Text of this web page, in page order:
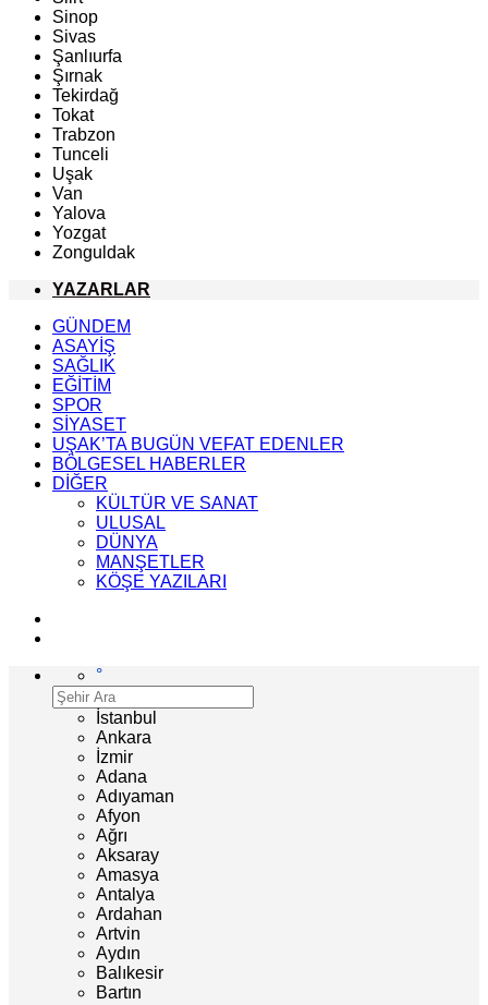
Sinop
Sivas
Şanlıurfa
Şırnak
Tekirdağ
Tokat
Trabzon
Tunceli
Uşak
Van
Yalova
Yozgat
Zonguldak
YAZARLAR
GÜNDEM
ASAYİŞ
SAĞLIK
EĞİTİM
SPOR
SİYASET
UŞAK’TA BUGÜN VEFAT EDENLER
BÖLGESEL HABERLER
DİĞER
KÜLTÜR VE SANAT
ULUSAL
DÜNYA
MANŞETLER
KÖŞE YAZILARI
°
İstanbul
Ankara
İzmir
Adana
Adıyaman
Afyon
Ağrı
Aksaray
Amasya
Antalya
Ardahan
Artvin
Aydın
Balıkesir
Bartın